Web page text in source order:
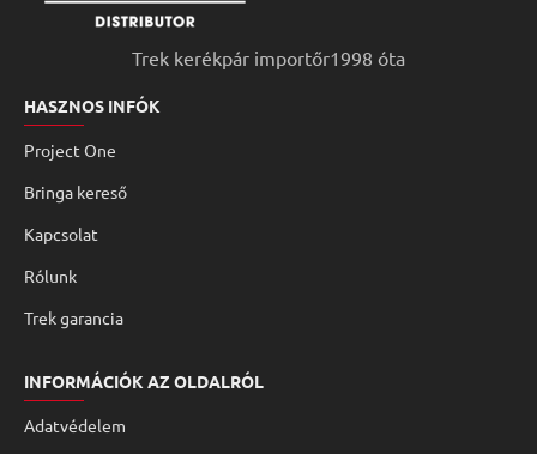
Trek kerékpár importőr1998 óta
HASZNOS INFÓK
Project One
Bringa kereső
Kapcsolat
Rólunk
Trek garancia
INFORMÁCIÓK AZ OLDALRÓL
Adatvédelem